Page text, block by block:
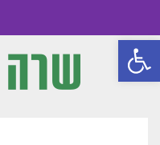
פתח סרגל נגישות